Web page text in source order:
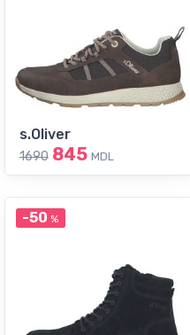
s.Oliver
1690 845 MDL
-50 %